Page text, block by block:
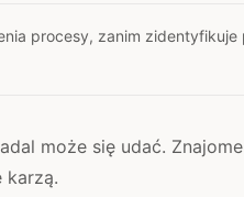
procesy, zanim zidentyfikuje
może się udać.
karzą.